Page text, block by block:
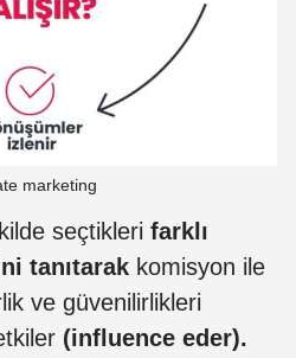
marketing
seçtikleri farklı
tanıtarak komisyon ile
ve güvenilirlikleri
(influence eder).